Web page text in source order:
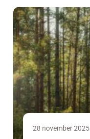
28 november 2025